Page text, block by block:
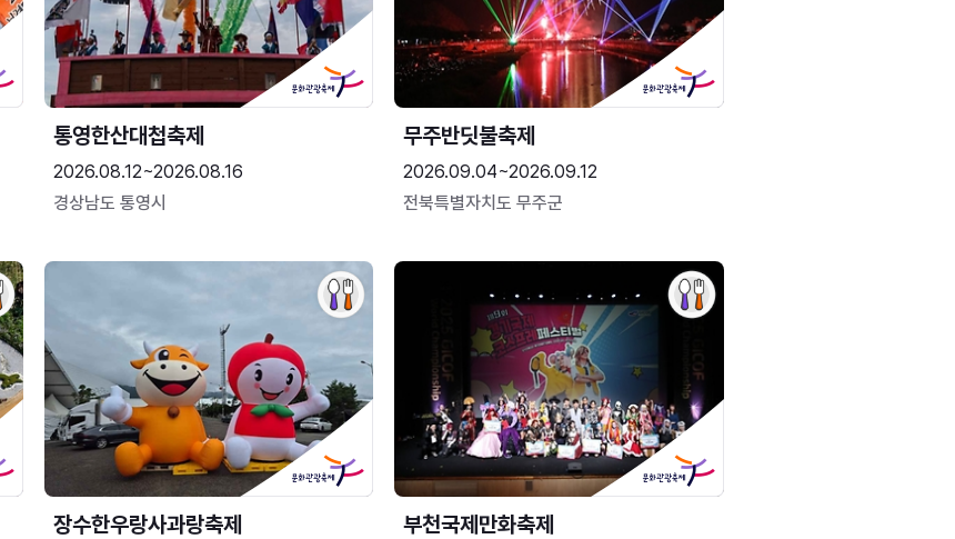
통영한산대첩축제
2026.08.12~2026.08.16
경상남도 통영시
무주반딧불축제
2026.09.04~2026.09.12
전북특별자치도 무주군
장수한우랑사과랑축제 부천국제만화축제